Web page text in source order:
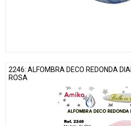
2246: ALFOMBRA DECO REDONDA
ROSA